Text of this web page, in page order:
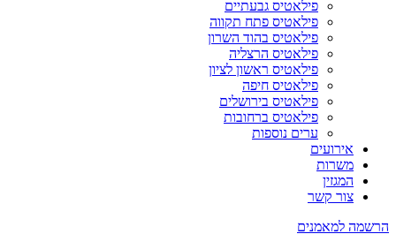
פילאטיס גבעתיים
פילאטיס פתח תקווה
פילאטיס בהוד השרון
פילאטיס הרצליה
פילאטיס ראשון לציון
פילאטיס חיפה
פילאטיס בירושלים
פילאטיס ברחובות
ערים נוספות
אירועים
משרות
המגזין
צור קשר
הרשמה למאמנים